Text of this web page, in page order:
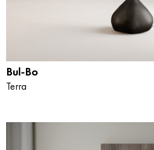
Bul-Bo
Terra